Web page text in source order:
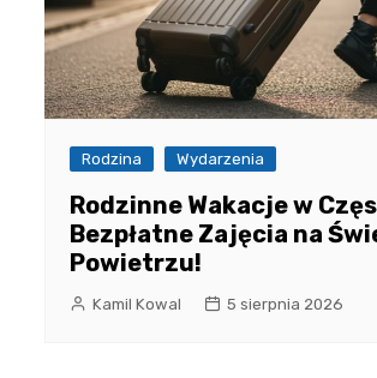
Rodzina Wydarzenia
Rodzinne Wakacje w
Bezpłatne Zajęcia na
Powietrzu!
Kamil Kowal 5 sierpnia 2026